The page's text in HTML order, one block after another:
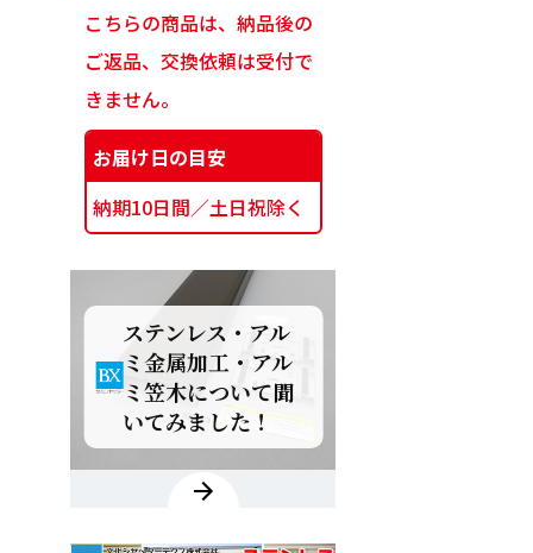
こちらの商品は、納品後の
ご返品、交換依頼は受付で
きません。
お届け日の目安
納期10日間／土日祝除く
ステンレス・アル
ミ金属加工・アル
ミ笠木について聞
いてみました！